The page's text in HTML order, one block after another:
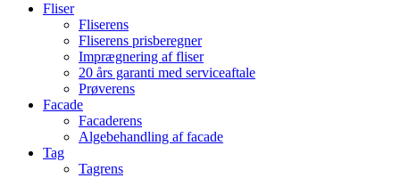
Fliser
Fliserens
Fliserens prisberegner
Imprægnering af fliser
20 års garanti med serviceaftale
Prøverens
Facade
Facaderens
Algebehandling af facade
Tag
Tagrens